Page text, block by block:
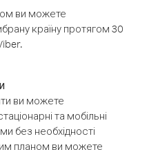
ви можете
країну протягом 30
ви можете
та мобільні
без необхідності
планом ви можете